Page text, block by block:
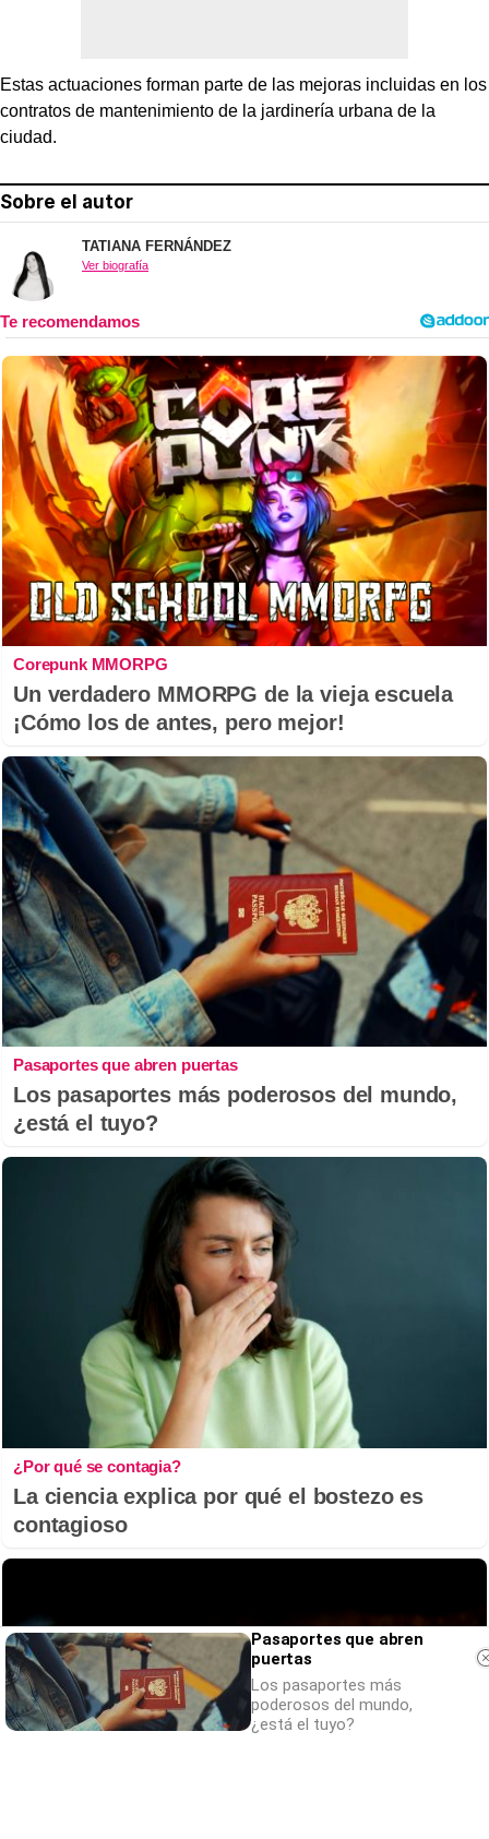
Estas actuaciones forman parte de las mejoras incluidas en los
contratos de mantenimiento de la jardinería urbana de la
ciudad.
Sobre el autor
TATIANA FERNÁNDEZ
Ver biografía
Corepunk MMORPG
Un verdadero MMORPG de la vieja escuela
¡Cómo los de antes, pero mejor!
Pasaportes que abren puertas
Los pasaportes más poderosos del mundo,
¿está el tuyo?
¿Por qué se contagia?
La ciencia explica por qué el bostezo es
contagioso
Pasaportes que abren
puertas
Los pasaportes más
poderosos del mundo,
¿está el tuyo?